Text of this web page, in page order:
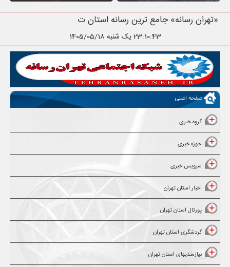
«تهران رسانه» جامع ترین رسانه استان تهران
23:10:45یک شنبه 1405/05/18
صفحه اصلی
گروه خبری
حوزه خبری
سرویس خبری
اخبار استان تهران
پورتال استان تهران
گردشگری استان تهران
نیازمندیهای استان تهران